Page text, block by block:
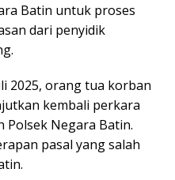
Batin untuk proses
dari penyidik
2025, orang tua korban
kembali perkara
Polsek Negara Batin.
pasal yang salah